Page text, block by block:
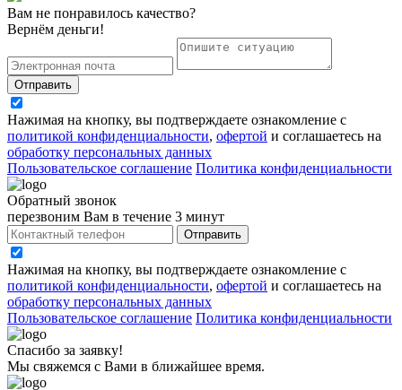
Вам не понравилось качество?
Вернём деньги!
Отправить
Нажимая на кнопку, вы подтверждаете ознакомление с
политикой конфиденциальности, офертой и соглашаетесь на
обработку персональных данных
Пользовательское соглашение Политика конфиденциальности
Обратный звонок
перезвоним Вам в течение 3 минут
Отправить
Нажимая на кнопку, вы подтверждаете ознакомление с
политикой конфиденциальности, офертой и соглашаетесь на
обработку персональных данных
Пользовательское соглашение Политика конфиденциальности
Спасибо за заявку!
Мы свяжемся с Вами в ближайшее время.